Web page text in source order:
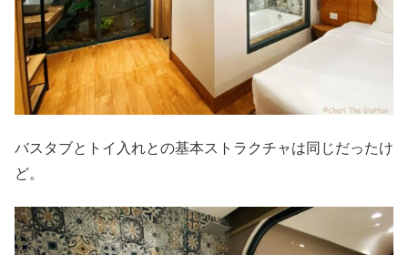
バスタブとトイ入れとの基本ストラクチャは同じだったけ
ど。